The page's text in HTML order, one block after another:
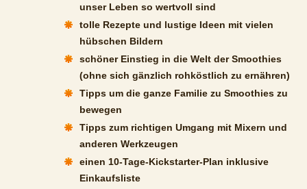
unser Leben so wertvoll sind
tolle Rezepte und lustige Ideen mit vielen
hübschen Bildern
schöner Einstieg in die Welt der Smoothies
(ohne sich gänzlich rohköstlich zu ernähren)
Tipps um die ganze Familie zu Smoothies zu
bewegen
Tipps zum richtigen Umgang mit Mixern und
anderen Werkzeugen
einen 10-Tage-Kickstarter-Plan inklusive
Einkaufsliste